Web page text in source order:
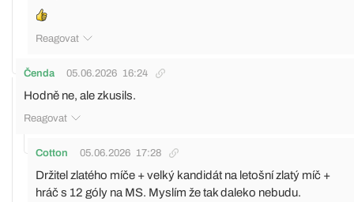
Reagovat
Čenda 05.06.2026 16:24
Hodně ne, ale zkusils.
Reagovat
Cotton 05.06.2026 17:28
Držitel zlatého míče + velký kandidát na letošní zlatý míč +
hráč s 12 góly na MS. Myslím že tak daleko nebudu.